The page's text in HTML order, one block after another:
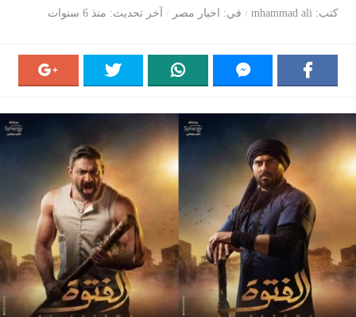
كتب mhammad ali في اخبار مصر آخر تحديث منذ 6 سنوات